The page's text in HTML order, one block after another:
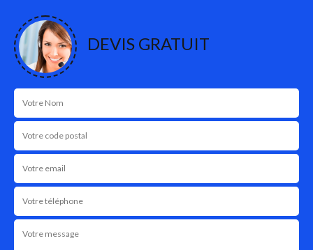
DEVIS GRATUIT